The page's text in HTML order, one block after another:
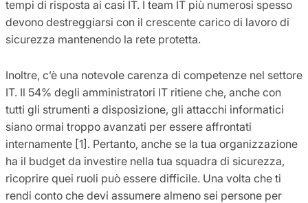
tempi di risposta ai casi IT. I team IT più numerosi spesso
devono destreggiarsi con il crescente carico di lavoro di
sicurezza mantenendo la rete protetta.
Inoltre, c’è una notevole carenza di competenze nel settore
IT. Il 54% degli amministratori IT ritiene che, anche con
tutti gli strumenti a disposizione, gli attacchi informatici
siano ormai troppo avanzati per essere affrontati
internamente [1]. Pertanto, anche se la tua organizzazione
ha il budget da investire nella tua squadra di sicurezza,
ricoprire quei ruoli può essere difficile. Una volta che ti
rendi conto che devi assumere almeno sei persone per